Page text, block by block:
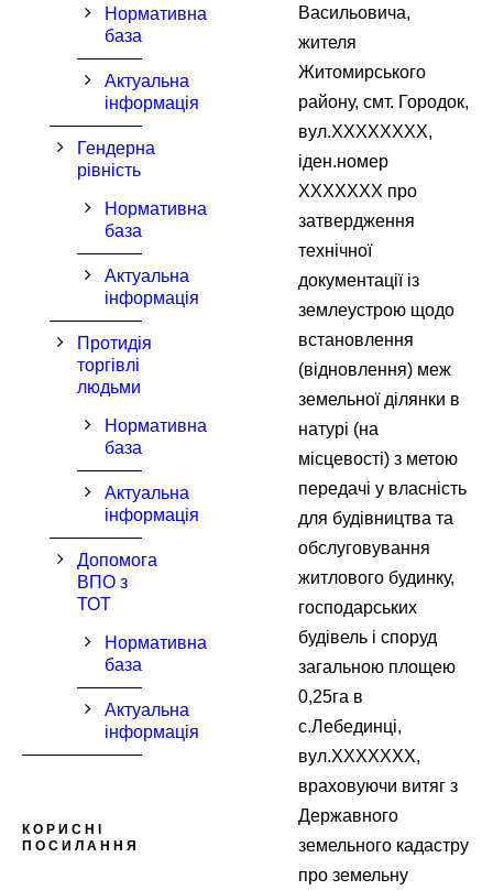
Васильовича,
жителя
Житомирського
району, смт. Городок,
вул.XXXXXXXX,
іден.номер
XXXXXXX про
затвердження
технічної
документації із
землеустрою щодо
встановлення
(відновлення) меж
земельної ділянки в
натурі (на
місцевості) з метою
передачі у власність
для будівництва та
обслуговування
житлового будинку,
господарських
будівель і споруд
загальною площею
0,25га в
с.Лебединці,
вул.XXXXXXX,
враховуючи витяг з
Державного
земельного кадастру
про земельну
Нормативна
база
Актуальна
інформація
Гендерна
рівність
Нормативна
база
Актуальна
інформація
Протидія
торгівлі
людьми
Нормативна
база
Актуальна
інформація
Допомога
ВПО з
ТОТ
Нормативна
база
Актуальна
інформація
КОРИСНІ
ПОСИЛАННЯ